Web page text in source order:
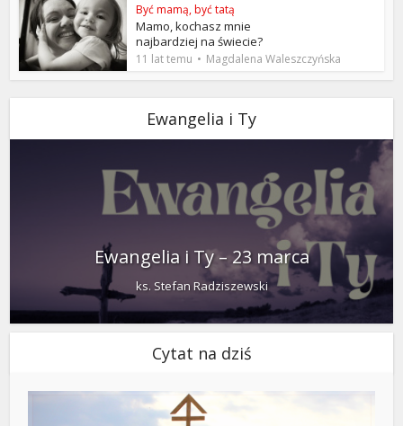
Być mamą, być tatą
Mamo, kochasz mnie
najbardziej na świecie?
11 lat temu Magdalena Waleszczyńska
Ewangelia i Ty
Ewangelia i Ty – 23 marca
ks. Stefan Radziszewski
Cytat na dziś